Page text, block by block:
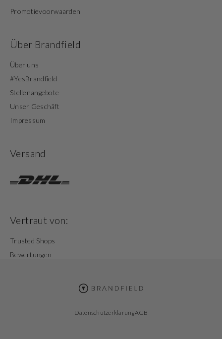
Promotievoorwaarden
Über Brandfield
Über uns
#YesBrandfield
Stellenangebote
Unser Geschäft
Impressum
Versand
Vertraut von:
Trusted Shops
Bewertungen
DatenschutzerklärungAGB